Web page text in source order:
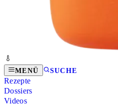
MENÜ SUCHE
Rezepte
Dossiers
Videos